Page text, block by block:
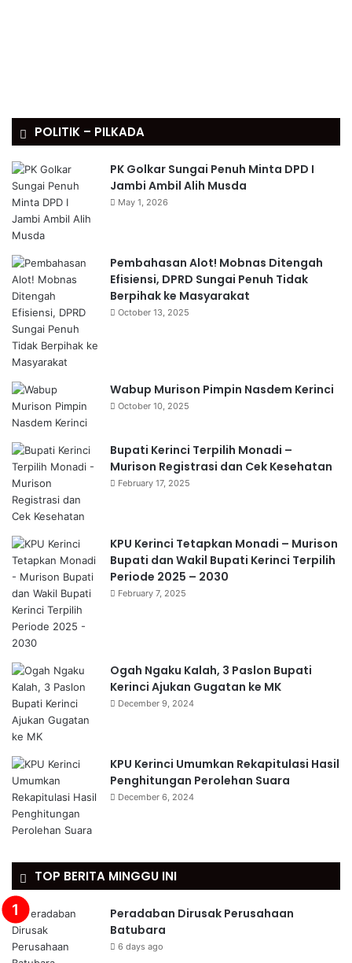
POLITIK – PILKADA
PK Golkar Sungai Penuh Minta DPD I
Jambi Ambil Alih Musda
May 1, 2026
Pembahasan Alot! Mobnas Ditengah
Efisiensi, DPRD Sungai Penuh Tidak
Berpihak ke Masyarakat
October 13, 2025
Wabup Murison Pimpin Nasdem Kerinci
October 10, 2025
Bupati Kerinci Terpilih Monadi –
Murison Registrasi dan Cek Kesehatan
February 17, 2025
KPU Kerinci Tetapkan Monadi – Murison
Bupati dan Wakil Bupati Kerinci Terpilih
Periode 2025 – 2030
February 7, 2025
Ogah Ngaku Kalah, 3 Paslon Bupati
Kerinci Ajukan Gugatan ke MK
December 9, 2024
KPU Kerinci Umumkan Rekapitulasi Hasil
Penghitungan Perolehan Suara
December 6, 2024
TOP BERITA MINGGU INI
Peradaban Dirusak Perusahaan
Batubara
6 days ago